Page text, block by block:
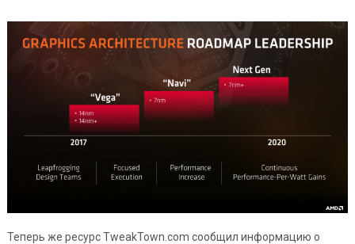
Теперь же ресурс TweakTown.com сообщил информацию о